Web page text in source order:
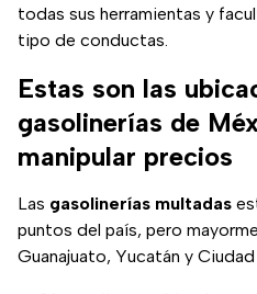
todas sus herramientas y
tipo de conductas.
Estas son las
gasolinerías de
manipular precios
Las gasolinerías multadas
puntos del país, pero
Guanajuato, Yucatán y